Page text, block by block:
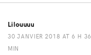
Lilouuuu
30 JANVIER 2018 AT 6 H 36
MIN